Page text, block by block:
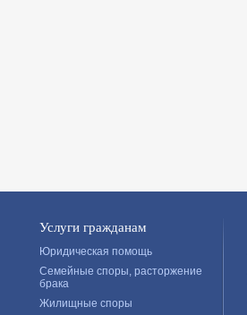
Услуги гражданам
Юридическая помощь
Семейные споры, расторжение
брака
Жилищные споры